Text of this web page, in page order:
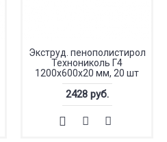
Экструд. пенополистирол
Технониколь Г4
1200х600х20 мм, 20 шт
2428 руб.